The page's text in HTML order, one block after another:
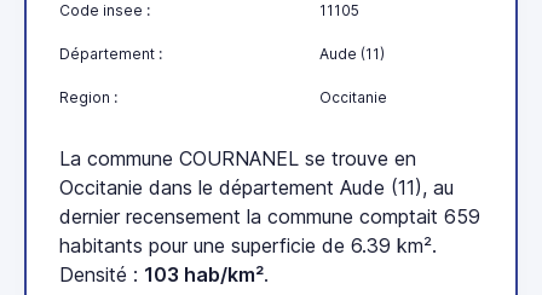
Code insee : 11105
Département : Aude (11)
Region : Occitanie
La commune COURNANEL se trouve en
Occitanie dans le département Aude (11), au
dernier recensement la commune comptait 659
habitants pour une superficie de 6.39 km².
Densité : 103 hab/km².